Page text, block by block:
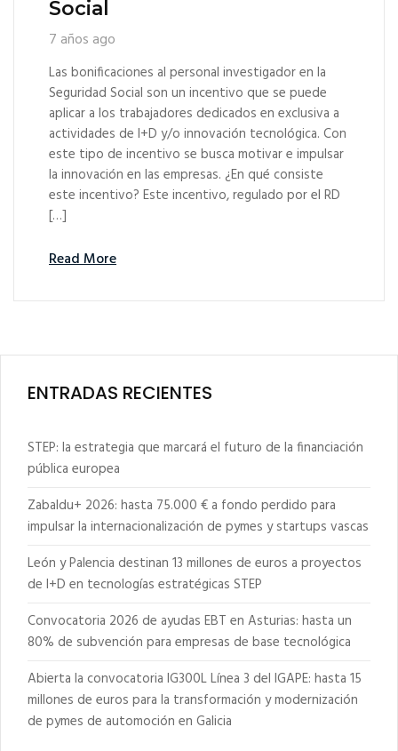
Social
7 años ago
Las bonificaciones al personal investigador en la
Seguridad Social son un incentivo que se puede
aplicar a los trabajadores dedicados en exclusiva a
actividades de I+D y/o innovación tecnológica. Con
este tipo de incentivo se busca motivar e impulsar
la innovación en las empresas. ¿En qué consiste
este incentivo? Este incentivo, regulado por el RD
[…]
Read More
ENTRADAS RECIENTES
STEP: la estrategia que marcará el futuro de la financiación
pública europea
Zabaldu+ 2026: hasta 75.000 € a fondo perdido para
impulsar la internacionalización de pymes y startups vascas
León y Palencia destinan 13 millones de euros a proyectos
de I+D en tecnologías estratégicas STEP
Convocatoria 2026 de ayudas EBT en Asturias: hasta un
80% de subvención para empresas de base tecnológica
Abierta la convocatoria IG300L Línea 3 del IGAPE: hasta 15
millones de euros para la transformación y modernización
de pymes de automoción en Galicia